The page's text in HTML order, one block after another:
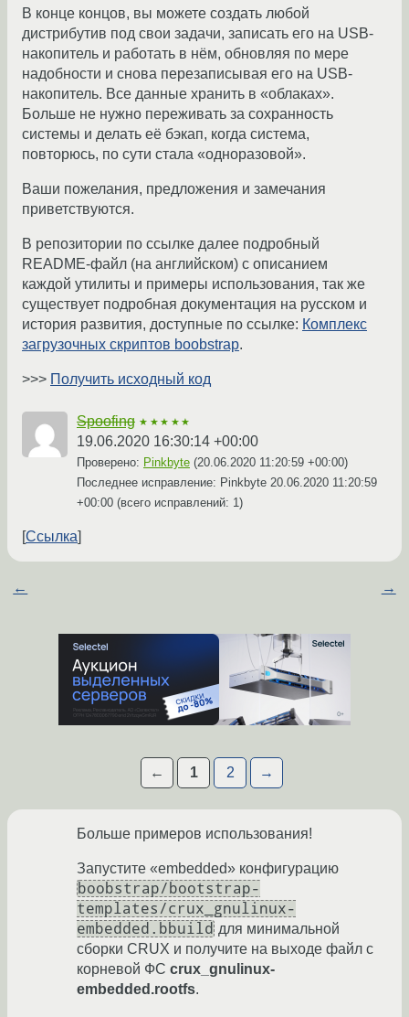
В конце концов, вы можете создать любой
дистрибутив под свои задачи, записать его на USB-
накопитель и работать в нём, обновляя по мере
надобности и снова перезаписывая его на USB-
накопитель. Все данные хранить в «облаках».
Больше не нужно переживать за сохранность
системы и делать её бэкап, когда система,
повторюсь, по сути стала «одноразовой».
Ваши пожелания, предложения и замечания
приветствуются.
В репозитории по ссылке далее подробный
README-файл (на английском) с описанием
каждой утилиты и примеры использования, так же
существует подробная документация на русском и
история развития, доступные по ссылке: Комплекс
загрузочных скриптов boobstrap.
>>> Получить исходный код
Spoofing ★★★★★
19.06.2020 16:30:14 +00:00
Проверено: Pinkbyte (20.06.2020 11:20:59 +00:00)
Последнее исправление: Pinkbyte 20.06.2020 11:20:59
+00:00 (всего исправлений: 1)
Ссылка
← →
← 1 2 →
Больше примеров использования!
Запустите «embedded» конфигурацию
boobstrap/bootstrap-
templates/crux_gnulinux-
embedded.bbuild для минимальной
сборки CRUX и получите на выходе файл с
корневой ФС crux_gnulinux-
embedded.rootfs.